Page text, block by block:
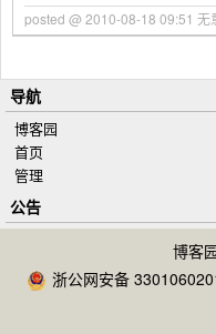
posted @ 2010-08-18 09:51 无
导航
博客园
首页
管理
公告
博客
浙公网安备